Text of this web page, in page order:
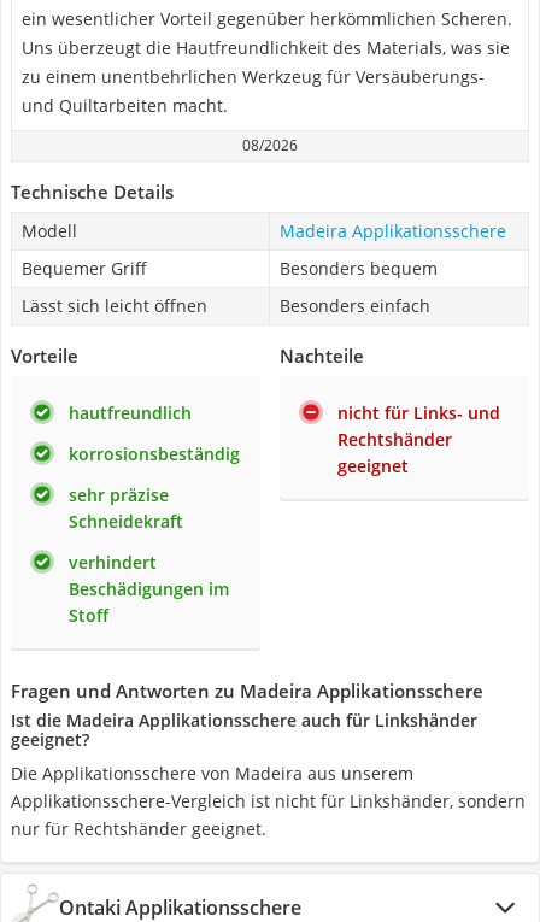
ein wesentlicher Vorteil gegenüber herkömmlichen Scheren.
Uns überzeugt die Hautfreundlichkeit des Materials, was sie
zu einem unentbehrlichen Werkzeug für Versäuberungs-
und Quiltarbeiten macht.
08/2026
Technische Details
Modell
Madeira Applikationsschere
Bequemer Griff
Besonders bequem
Lässt sich leicht öffnen
Besonders einfach
Vorteile
hautfreundlich
korrosionsbeständig
sehr präzise
Schneidekraft
verhindert
Beschädigungen im
Stoff
Nachteile
nicht für Links- und
Rechtshänder
geeignet
Fragen und Antworten zu Madeira Applikationsschere
Ist die Madeira Applikationsschere auch für Linkshänder
geeignet?
Die Applikationsschere von Madeira aus unserem
Applikationsschere-Vergleich ist nicht für Linkshänder, sondern
nur für Rechtshänder geeignet.
Ontaki Applikationsschere